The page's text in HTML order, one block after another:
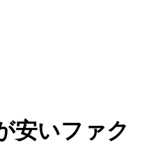
安いファク